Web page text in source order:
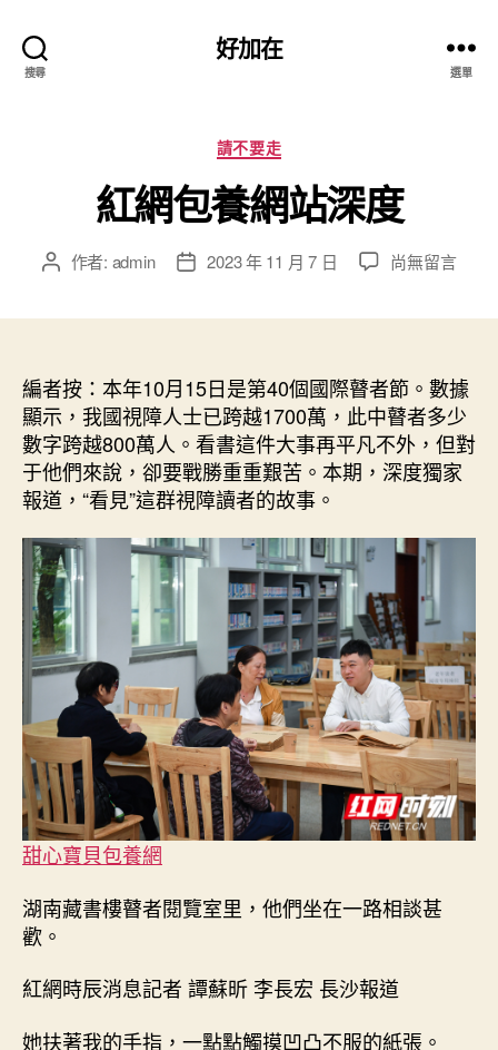
搜尋
好加在
選單
分
類
請不要走
紅網包養網站深度
文 作者: admin
文
期
2023 年 11 月 7 日
在
網
站
深
度〉
中
尚無留言
編者按：本年10月15日是第40個國際瞽者節。數據
顯示，我國視障人士已跨越1700萬，此中瞽者多少
數字跨越800萬人。看書這件大事再平凡不外，但對
于他們來說，卻要戰勝重重艱苦。本期，深度獨家
報道，“看見”這群視障讀者的故事。
甜心寶貝包養網
湖南藏書樓瞽者閱覽室里，他們坐在一路相談甚
歡。
紅網時辰消息記者 譚蘇昕 李長宏 長沙報道
她扶著我的手指，一點點觸摸凹凸不服的紙張。